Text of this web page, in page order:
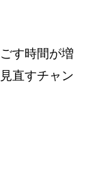
す時間が増
直すチャン